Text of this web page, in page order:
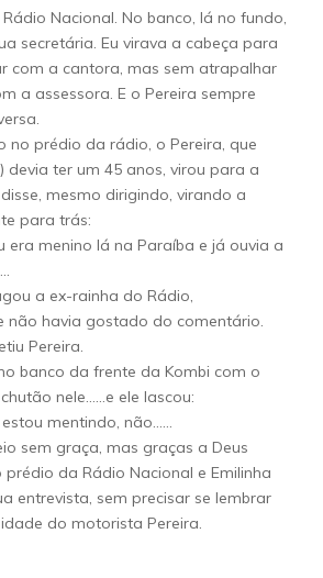
Nacional. No banco, lá no fundo,
secretária. Eu virava a cabeça para
com a cantora, mas sem atrapalhar
a assessora. E o Pereira sempre
no prédio da rádio, o Pereira, que
devia ter um 45 anos, virou para a
mesmo dirigindo, virando a
para trás:
era menino lá na Paraíba e já ouvia a
a ex-rainha do Rádio,
não havia gostado do comentário.
Pereira.
banco da frente da Kombi com o
nele……e ele lascou:
mentindo, não……
sem graça, mas graças a Deus
da Rádio Nacional e Emilinha
entrevista, sem precisar se lembrar
do motorista Pereira.